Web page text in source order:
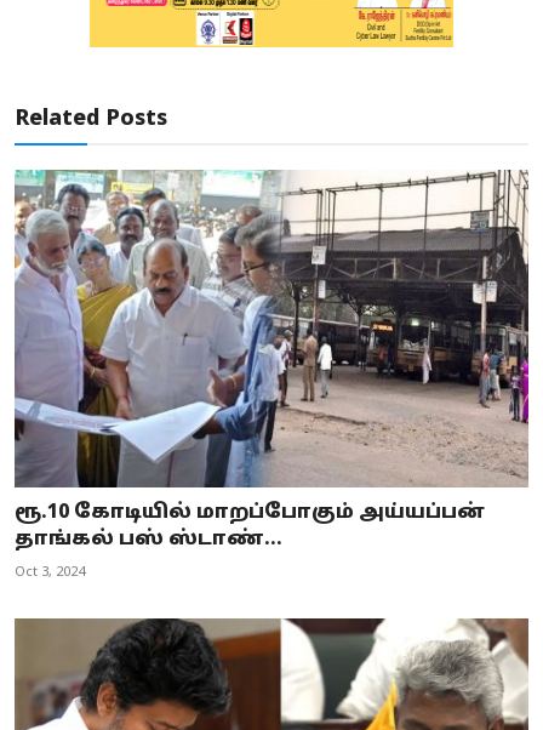
Related Posts
ரூ.10 கோடியில் மாறப்போகும் அய்யப்பன்
தாங்கல் பஸ் ஸ்டாண்...
Oct 3, 2024